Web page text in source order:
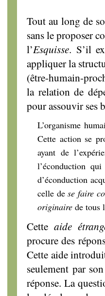
Tout au long de
sans le proposer
l’Esquisse. S’il
appliquer la
(être-humain-
la relation de
pour assouvir ses
L’organisme
Cette action se
ayant de
l’éconduction
d’éconduction
celle dese faire
originaire de tous
Cette aide
procure des
Cette aide
seulement par
réponse. La